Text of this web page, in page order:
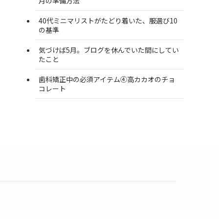
40代ミニマリストがたどり着いた、服選び10
の基準
気づけば5月。ブログを休んでいた間にしてい
たこと
歯科矯正中の必須アイテム④高カカオのチョ
コレート